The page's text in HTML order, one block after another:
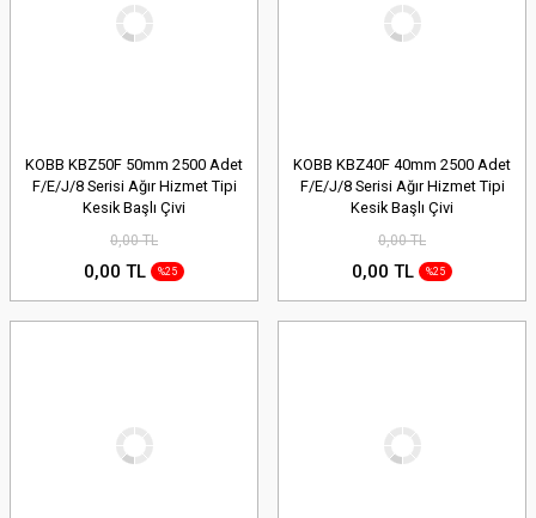
KOBB KBZ50F 50mm 2500 Adet
F/E/J/8 Serisi Ağır Hizmet Tipi
Kesik Başlı Çivi
0,00 TL
0,00 TL %25
KOBB KBZ40F 40mm 2500 Adet
F/E/J/8 Serisi Ağır Hizmet Tipi
Kesik Başlı Çivi
0,00 TL
0,00 TL %25